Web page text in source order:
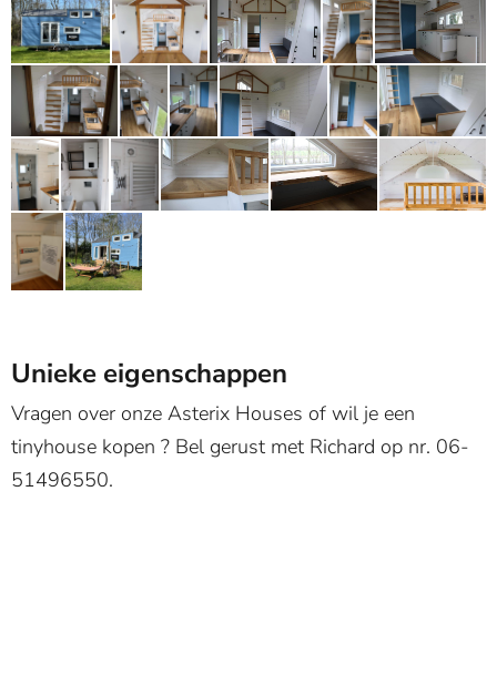
Unieke eigenschappen
Vragen over onze Asterix Houses of wil je een
tinyhouse kopen ? Bel gerust met Richard op nr. 06-
51496550.